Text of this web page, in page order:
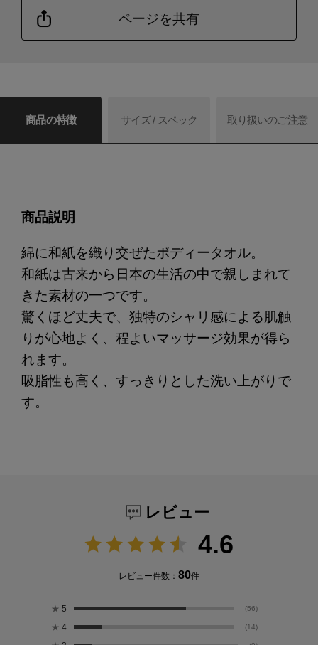
ページを共有
商品の特徴 サイズ / スペック 取り扱いのご注意
商品説明
綿に和紙を織り交ぜたボディータオル。
和紙は古来から日本の生活の中で親しまれて
きた素材の一つです。
驚くほど丈夫で、独特のシャリ感による肌触
りが心地よく、程よいマッサージ効果が得ら
れます。
吸脂性も高く、すっきりとした洗い上がりで
す。
レビュー
4.6
レビュー件数： 80件
★ 5 (56)
★ 4 (14)